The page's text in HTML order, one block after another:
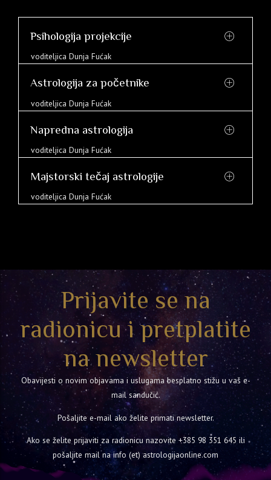
Psihologija projekcije
voditeljica Dunja Fućak
Astrologija za početnike
voditeljica Dunja Fućak
Napredna astrologija
voditeljica Dunja Fućak
Majstorski tečaj astrologije
voditeljica Dunja Fućak
Prijavite se na
radionicu i pretplatite
na newsletter
Obavijesti o novim objavama i uslugama besplatno stižu u vaš e-
mail sandučić.
Pošaljite e-mail ako želite primati newsletter.
Ako se želite prijaviti za radionicu nazovite +385 98 351 645 ili
pošaljite mail na info (et) astrologijaonline.com